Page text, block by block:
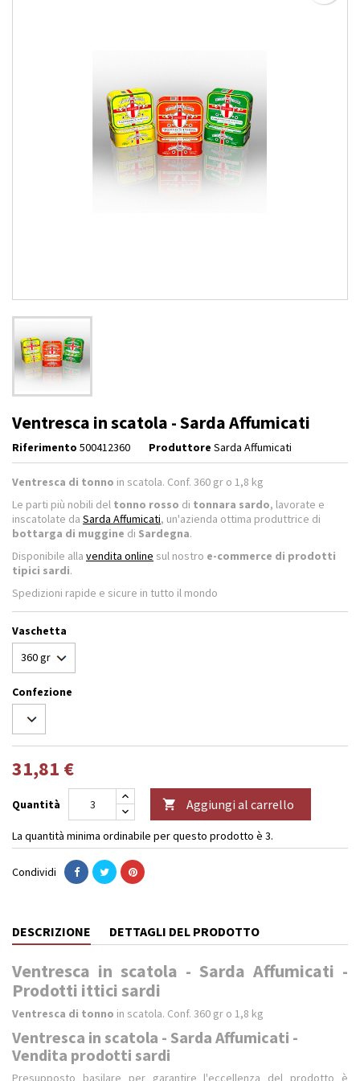
Ventresca in scatola - Sarda Affumicati
Riferimento 500412360 Produttore Sarda Affumicati
Ventresca di tonno in scatola. Conf. 360 gr o 1,8 kg
Le parti più nobili del tonno rosso di tonnara sardo, lavorate e
inscatolate da Sarda Affumicati, un'azienda ottima produttrice di
bottarga di muggine di Sardegna.
Disponibile alla vendita online sul nostro e-commerce di prodotti
tipici sardi.
Spedizioni rapide e sicure in tutto il mondo
Vaschetta
Confezione
31,81 €
Quantità  Aggiungi al carrello
La quantità minima ordinabile per questo prodotto è 3.
Condividi
DESCRIZIONE DETTAGLI DEL PRODOTTO
Ventresca in scatola - Sarda Affumicati -
Prodotti ittici sardi
Ventresca di tonno in scatola. Conf. 360 gr o 1,8 kg
Ventresca in scatola - Sarda Affumicati -
Vendita prodotti sardi
Presupposto basilare per garantire l'eccellenza del prodotto è